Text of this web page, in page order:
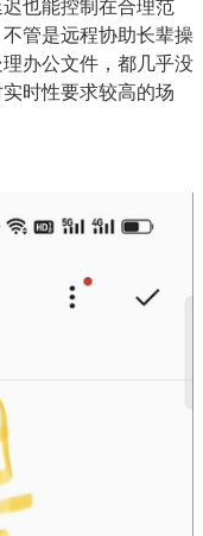
也能控制在合理范
管是远程协助长辈操
办公文件，都几乎没
时性要求较高的场